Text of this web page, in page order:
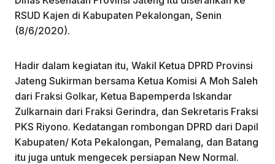
RSUD Kajen di Kabupaten Pekalongan, Senin
(8/6/2020).
Hadir dalam kegiatan itu, Wakil Ketua DPRD Provinsi
Jateng Sukirman bersama Ketua Komisi A Moh Saleh
dari Fraksi Golkar, Ketua Bapemperda Iskandar
Zulkarnain dari Fraksi Gerindra, dan Sekretaris Fraksi
PKS Riyono. Kedatangan rombongan DPRD dari Dapil
Kabupaten/ Kota Pekalongan, Pemalang, dan Batang
itu juga untuk mengecek persiapan New Normal.